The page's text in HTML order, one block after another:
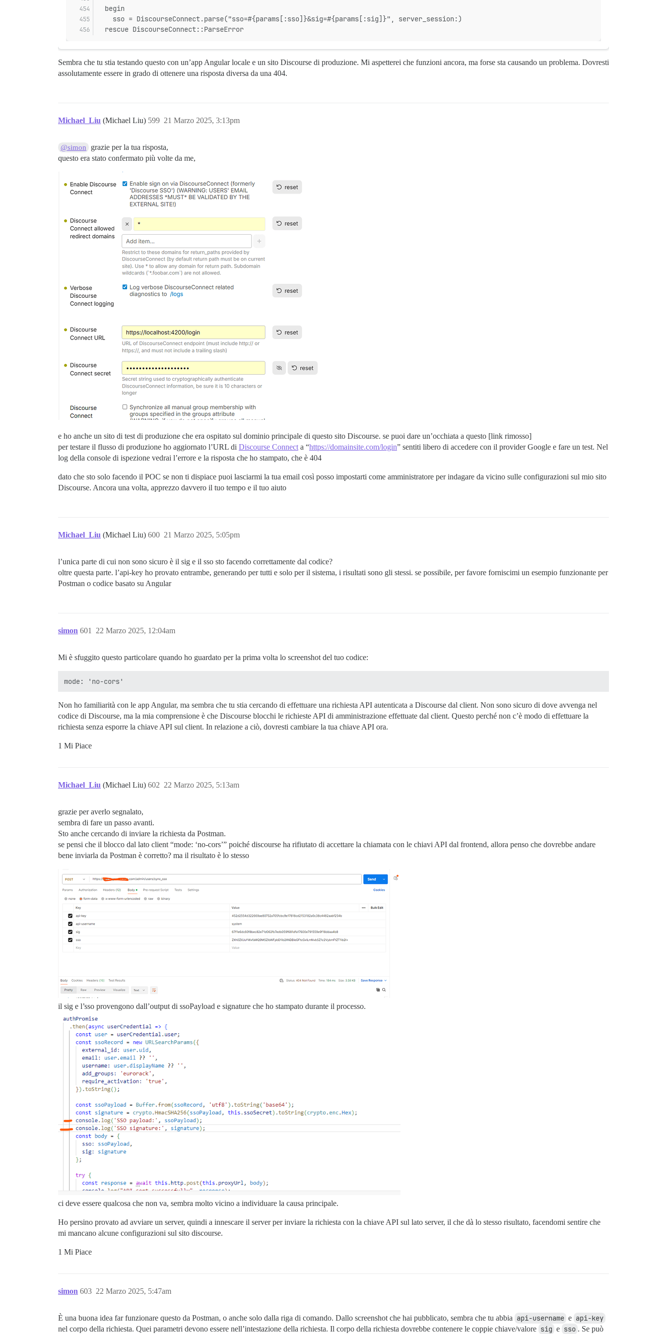
  begin
    sso = DiscourseConnect.parse("sso=#{params[:sso]}&sig=#{params[:sig]}", server_session:)
  rescue DiscourseConnect::ParseError
Sembra che tu stia testando questo con un’app Angular locale e un sito Discourse di produzione. Mi aspetterei che funzioni ancora, ma forse sta causando un problema. Dovresti
assolutamente essere in grado di ottenere una risposta diversa da una 404.
Michael_Liu (Michael Liu) 21 Marzo 2025, 3:13pm
599
@simon
grazie per la tua risposta,
questo era stato confermato più volte da me,
e ho anche un sito di test di produzione che era ospitato sul dominio principale di questo sito Discourse. se puoi dare un’occhiata a questo [link rimosso]
per testare il flusso di produzione ho aggiornato l’URL di Discourse Connect a “https://domainsite.com/login” sentiti libero di accedere con il provider Google e fare un test. Nel
log della console di ispezione vedrai l’errore e la risposta che ho stampato, che è 404
dato che sto solo facendo il POC se non ti dispiace puoi lasciarmi la tua email così posso impostarti come amministratore per indagare da vicino sulle configurazioni sul mio sito
Discourse. Ancora una volta, apprezzo davvero il tuo tempo e il tuo aiuto
Michael_Liu (Michael Liu) 21 Marzo 2025, 5:05pm
600
l’unica parte di cui non sono sicuro è il sig e il sso sto facendo correttamente dal codice?
oltre questa parte. l’api-key ho provato entrambe, generando per tutti e solo per il sistema, i risultati sono gli stessi. se possibile, per favore forniscimi un esempio funzionante per
Postman o codice basato su Angular
simon 22 Marzo 2025, 12:04am
601
Mi è sfuggito questo particolare quando ho guardato per la prima volta lo screenshot del tuo codice:
Non ho familiarità con le app Angular, ma sembra che tu stia cercando di effettuare una richiesta API autenticata a Discourse dal client. Non sono sicuro di dove avvenga nel
codice di Discourse, ma la mia comprensione è che Discourse blocchi le richieste API di amministrazione effettuate dal client. Questo perché non c’è modo di effettuare la
richiesta senza esporre la chiave API sul client. In relazione a ciò, dovresti cambiare la tua chiave API ora.
1 Mi Piace
Michael_Liu (Michael Liu) 22 Marzo 2025, 5:13am
602
grazie per averlo segnalato,
sembra di fare un passo avanti.
Sto anche cercando di inviare la richiesta da Postman.
se pensi che il blocco dal lato client “mode: ‘no-cors’” poiché discourse ha rifiutato di accettare la chiamata con le chiavi API dal frontend, allora penso che dovrebbe andare
bene inviarla da Postman è corretto? ma il risultato è lo stesso
il sig e l’sso provengono dall’output di ssoPayload e signature che ho stampato durante il processo.
ci deve essere qualcosa che non va, sembra molto vicino a individuare la causa principale.
Ho persino provato ad avviare un server, quindi a innescare il server per inviare la richiesta con la chiave API sul lato server, il che dà lo stesso risultato, facendomi sentire che
mi mancano alcune configurazioni sul sito discourse.
1 Mi Piace
simon 22 Marzo 2025, 5:47am
603
È una buona idea far funzionare questo da Postman, o anche solo dalla riga di comando. Dallo screenshot che hai pubblicato, sembra che tu abbia api-username e api-key
nel corpo della richiesta. Quei parametri devono essere nell’intestazione della richiesta. Il corpo della richiesta dovrebbe contenere le coppie chiave/valore sig e sso . Se può